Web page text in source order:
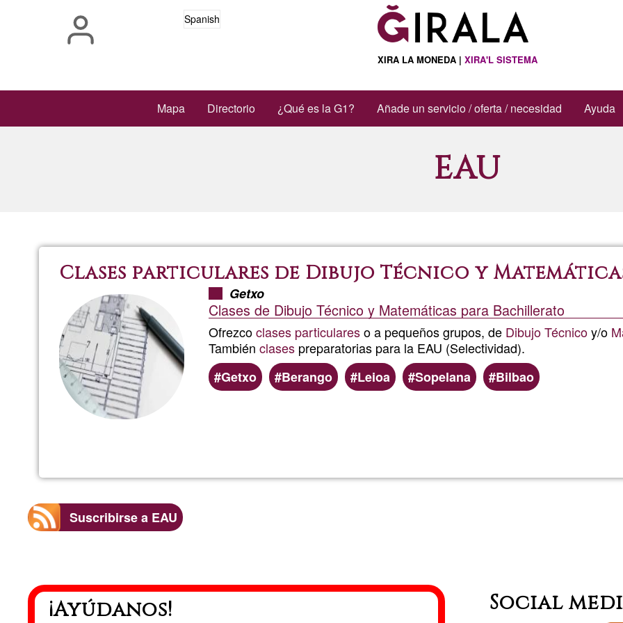
Spanish
XIRA LA MONEDA | XIRA'L SISTEMA
Mapa Directorio ¿Qué es la G1? Añade un servicio / oferta / necesidad Ayuda
EAU
Clases particulares de Dibujo Técnico y
Getxo
Clases de Dibujo Técnico y Matemáticas para Bachillerato
Ofrezcoclases particulareso a pequeños grupos, de Dibujo Técnicoy/o
También clases preparatorias para la EAU (Selectividad).
Getxo
Berango Leioa Sopelana Bilbao
Técnico
Suscribirse a EAU
¡Ayúdanos! Social